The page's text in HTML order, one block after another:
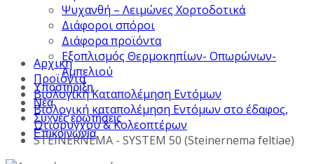
Ψυχανθή – Λειμώνες Χορτοδοτικά
Διάφοροι σπόροι
Διάφορα προϊόντα
Εξοπλισμός Θερμοκηπίων- Οπωρώνων-
Αμπελιού
Υποστήριξη
Νέα
Συχνές ερωτήσεις
Επικοινωνία
Αρχική
Προϊόντα
Βιολογική Καταπολέμηση Εντόμων
Βιολογική καταπολέμηση Εντόμων στο έδαφος,
Ωτιόρυγχου & Κολεοπτέρων
STEINERNEMA - SYSTEM 50 (Steinernema feltiae)